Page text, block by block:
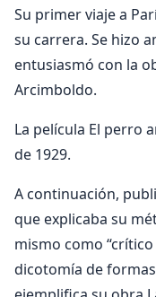
Su primer viaje a
su carrera. Se hizo
entusiasmó con la
Arcimboldo.
La película El perro
de 1929.
A continuación,
que explicaba su
mismo como
dicotomía de